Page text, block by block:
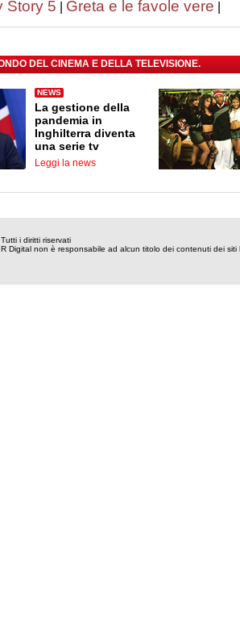
Story 5 Greta e le favole vere
DEL CINEMA E DELLA TELEVISIONE.
NEWS
La gestione della
pandemia in
Inghilterra diventa
una serie tv
Leggi la news
Tutti i diritti riservati
R Digital non è responsabile ad alcun titolo dei contenuti dei siti